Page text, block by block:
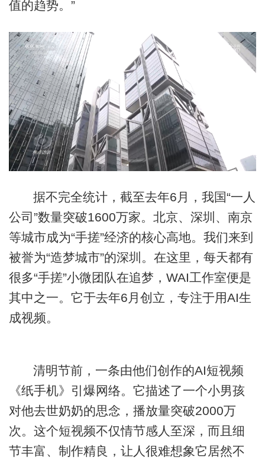
值的趋势。”
据不完全统计，截至去年6月，我国“一人
公司”数量突破1600万家。北京、深圳、南京
等城市成为“手搓”经济的核心高地。我们来到
被誉为“造梦城市”的深圳。在这里，每天都有
很多“手搓”小微团队在追梦，WAI工作室便是
其中之一。它于去年6月创立，专注于用AI生
成视频。
清明节前，一条由他们创作的AI短视频
《纸手机》引爆网络。它描述了一个小男孩
对他去世奶奶的思念，播放量突破2000万
次。这个短视频不仅情节感人至深，而且细
节丰富、制作精良，让人很难想象它居然不